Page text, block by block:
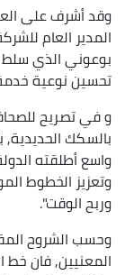
وقد أشرف على
المدير العام
بوعوني الذي سلط
تحسين نوعية
و في تصريح
بالسكك الحديدية,
واسع أطلقته
وتعزيز الخطوط
وربح الوقت".
وحسب الشروح
المعنيين, فان خط